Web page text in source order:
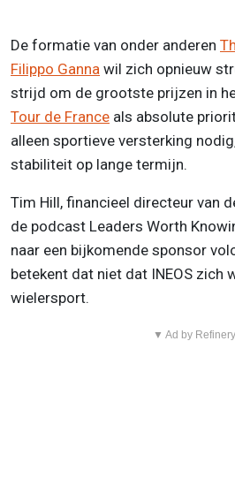
De formatie van onder anderen
Filippo Ganna wil zich opnieuw
strijd om de grootste prijzen in
Tour de France als absolute
alleen sportieve versterking
stabiliteit op lange termijn.
Tim Hill, financieel directeur van
de podcast Leaders Worth
naar een bijkomende sponsor
betekent dat niet dat INEOS zich
wielersport.
▼ Ad by